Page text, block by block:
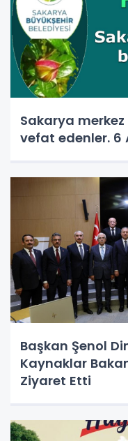
Sakarya
vefat edenler. 6
Başkan Şenol
Kaynaklar
Ziyaret Etti